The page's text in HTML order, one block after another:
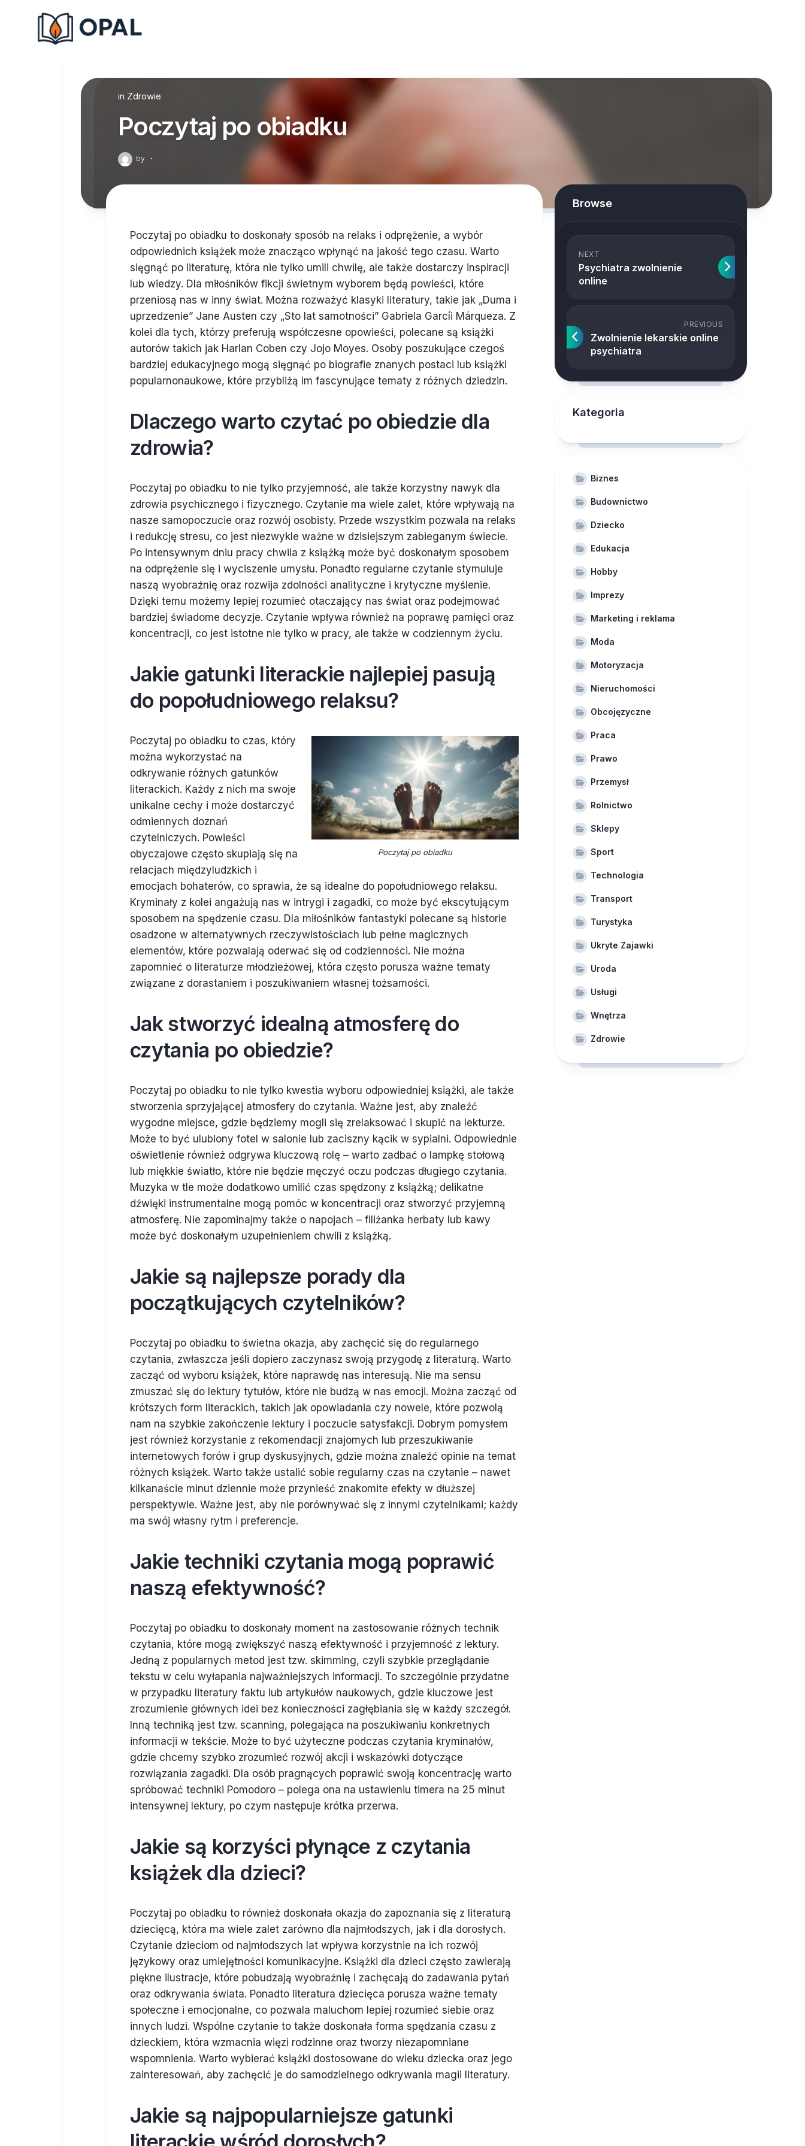
in Zdrowie
Poczytaj po obiadku
by ·
Poczytaj po obiadku to doskonały sposób na relaks i odprężenie, a wybór
odpowiednich książek może znacząco wpłynąć na jakość tego czasu. Warto
sięgnąć po literaturę, która nie tylko umili chwilę, ale także dostarczy inspiracji
lub wiedzy. Dla miłośników fikcji świetnym wyborem będą powieści, które
przeniosą nas w inny świat. Można rozważyć klasyki literatury, takie jak „Duma i
uprzedzenie” Jane Austen czy „Sto lat samotności” Gabriela Garcíi Márqueza. Z
kolei dla tych, którzy preferują współczesne opowieści, polecane są książki
autorów takich jak Harlan Coben czy Jojo Moyes. Osoby poszukujące czegoś
bardziej edukacyjnego mogą sięgnąć po biografie znanych postaci lub książki
popularnonaukowe, które przybliżą im fascynujące tematy z różnych dziedzin.
Dlaczego warto czytać po obiedzie dla
zdrowia?
Poczytaj po obiadku to nie tylko przyjemność, ale także korzystny nawyk dla
zdrowia psychicznego i fizycznego. Czytanie ma wiele zalet, które wpływają na
nasze samopoczucie oraz rozwój osobisty. Przede wszystkim pozwala na relaks
i redukcję stresu, co jest niezwykle ważne w dzisiejszym zabieganym świecie.
Po intensywnym dniu pracy chwila z książką może być doskonałym sposobem
na odprężenie się i wyciszenie umysłu. Ponadto regularne czytanie stymuluje
naszą wyobraźnię oraz rozwija zdolności analityczne i krytyczne myślenie.
Dzięki temu możemy lepiej rozumieć otaczający nas świat oraz podejmować
bardziej świadome decyzje. Czytanie wpływa również na poprawę pamięci oraz
koncentracji, co jest istotne nie tylko w pracy, ale także w codziennym życiu.
Jakie gatunki literackie najlepiej pasują
do popołudniowego relaksu?
Poczytaj po obiadku
Poczytaj po obiadku to czas, który
można wykorzystać na
odkrywanie różnych gatunków
literackich. Każdy z nich ma swoje
unikalne cechy i może dostarczyć
odmiennych doznań
czytelniczych. Powieści
obyczajowe często skupiają się na
relacjach międzyludzkich i
emocjach bohaterów, co sprawia, że są idealne do popołudniowego relaksu.
Kryminały z kolei angażują nas w intrygi i zagadki, co może być ekscytującym
sposobem na spędzenie czasu. Dla miłośników fantastyki polecane są historie
osadzone w alternatywnych rzeczywistościach lub pełne magicznych
elementów, które pozwalają oderwać się od codzienności. Nie można
zapomnieć o literaturze młodzieżowej, która często porusza ważne tematy
związane z dorastaniem i poszukiwaniem własnej tożsamości.
Jak stworzyć idealną atmosferę do
czytania po obiedzie?
Poczytaj po obiadku to nie tylko kwestia wyboru odpowiedniej książki, ale także
stworzenia sprzyjającej atmosfery do czytania. Ważne jest, aby znaleźć
wygodne miejsce, gdzie będziemy mogli się zrelaksować i skupić na lekturze.
Może to być ulubiony fotel w salonie lub zaciszny kącik w sypialni. Odpowiednie
oświetlenie również odgrywa kluczową rolę – warto zadbać o lampkę stołową
lub miękkie światło, które nie będzie męczyć oczu podczas długiego czytania.
Muzyka w tle może dodatkowo umilić czas spędzony z książką; delikatne
dźwięki instrumentalne mogą pomóc w koncentracji oraz stworzyć przyjemną
atmosferę. Nie zapominajmy także o napojach – filiżanka herbaty lub kawy
może być doskonałym uzupełnieniem chwili z książką.
Jakie są najlepsze porady dla
początkujących czytelników?
Poczytaj po obiadku to świetna okazja, aby zachęcić się do regularnego
czytania, zwłaszcza jeśli dopiero zaczynasz swoją przygodę z literaturą. Warto
zacząć od wyboru książek, które naprawdę nas interesują. Nie ma sensu
zmuszać się do lektury tytułów, które nie budzą w nas emocji. Można zacząć od
krótszych form literackich, takich jak opowiadania czy nowele, które pozwolą
nam na szybkie zakończenie lektury i poczucie satysfakcji. Dobrym pomysłem
jest również korzystanie z rekomendacji znajomych lub przeszukiwanie
internetowych forów i grup dyskusyjnych, gdzie można znaleźć opinie na temat
różnych książek. Warto także ustalić sobie regularny czas na czytanie – nawet
kilkanaście minut dziennie może przynieść znakomite efekty w dłuższej
perspektywie. Ważne jest, aby nie porównywać się z innymi czytelnikami; każdy
ma swój własny rytm i preferencje.
Jakie techniki czytania mogą poprawić
naszą efektywność?
Poczytaj po obiadku to doskonały moment na zastosowanie różnych technik
czytania, które mogą zwiększyć naszą efektywność i przyjemność z lektury.
Jedną z popularnych metod jest tzw. skimming, czyli szybkie przeglądanie
tekstu w celu wyłapania najważniejszych informacji. To szczególnie przydatne
w przypadku literatury faktu lub artykułów naukowych, gdzie kluczowe jest
zrozumienie głównych idei bez konieczności zagłębiania się w każdy szczegół.
Inną techniką jest tzw. scanning, polegająca na poszukiwaniu konkretnych
informacji w tekście. Może to być użyteczne podczas czytania kryminałów,
gdzie chcemy szybko zrozumieć rozwój akcji i wskazówki dotyczące
rozwiązania zagadki. Dla osób pragnących poprawić swoją koncentrację warto
spróbować techniki Pomodoro – polega ona na ustawieniu timera na 25 minut
intensywnej lektury, po czym następuje krótka przerwa.
Jakie są korzyści płynące z czytania
książek dla dzieci?
Poczytaj po obiadku to również doskonała okazja do zapoznania się z literaturą
dziecięcą, która ma wiele zalet zarówno dla najmłodszych, jak i dla dorosłych.
Czytanie dzieciom od najmłodszych lat wpływa korzystnie na ich rozwój
językowy oraz umiejętności komunikacyjne. Książki dla dzieci często zawierają
piękne ilustracje, które pobudzają wyobraźnię i zachęcają do zadawania pytań
oraz odkrywania świata. Ponadto literatura dziecięca porusza ważne tematy
społeczne i emocjonalne, co pozwala maluchom lepiej rozumieć siebie oraz
innych ludzi. Wspólne czytanie to także doskonała forma spędzania czasu z
dzieckiem, która wzmacnia więzi rodzinne oraz tworzy niezapomniane
wspomnienia. Warto wybierać książki dostosowane do wieku dziecka oraz jego
zainteresowań, aby zachęcić je do samodzielnego odkrywania magii literatury.
Jakie są najpopularniejsze gatunki
Browse
NEXT
Psychiatra zwolnienie
online
PREVIOUS
Zwolnienie lekarskie online
psychiatra
Kategoria
Biznes
Budownictwo
Dziecko
Edukacja
Hobby
Imprezy
Marketing i reklama
Moda
Motoryzacja
Nieruchomości
Obcojęzyczne
Praca
Prawo
Przemysł
Rolnictwo
Sklepy
Sport
Technologia
Transport
Turystyka
Ukryte Zajawki
Uroda
Usługi
Wnętrza
Zdrowie